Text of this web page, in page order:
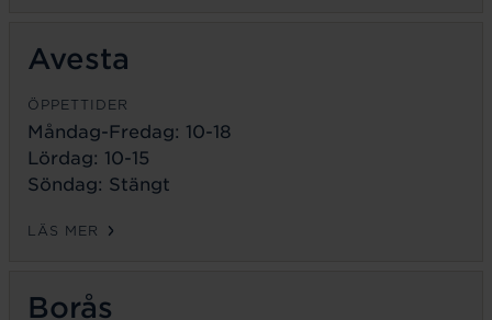
Avesta
ÖPPETTIDER
Måndag-Fredag: 10-18
Lördag: 10-15
Söndag: Stängt
LÄS MER
Borås